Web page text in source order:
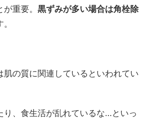
重要。 黒ずみが多い場合は角栓除
肌の質に関連しているといわれてい
り、食生活が乱れているな…といっ